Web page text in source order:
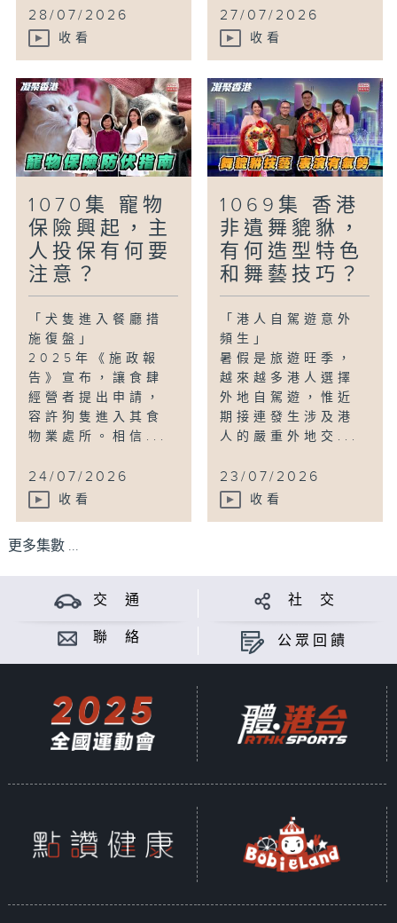
28/07/2026
收看
27/07/2026
收看
1070集 寵物
保險興起，主
人投保有何要
注意？
「犬隻進入餐廳措
施復盤」
2025年《施政報
告》宣布，讓食肆
經營者提出申請，
容許狗隻進入其食
物業處所。相信...
24/07/2026
收看
1069集 香港
非遺舞貔貅，
有何造型特色
和舞藝技巧？
「港人自駕遊意外
頻生」
暑假是旅遊旺季，
越來越多港人選擇
外地自駕遊，惟近
期接連發生涉及港
人的嚴重外地交...
23/07/2026
收看
更多集數 ...
交 通 社 交
聯 絡 公眾回饋